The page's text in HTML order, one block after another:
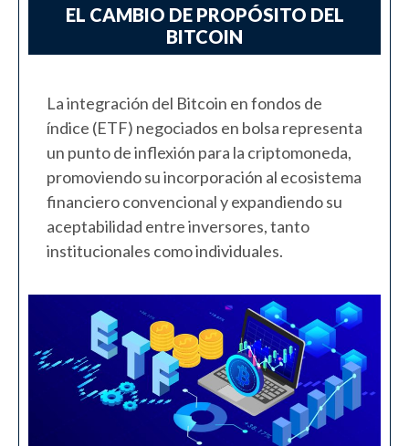
EL CAMBIO DE PROPÓSITO DEL
BITCOIN
La integración del Bitcoin en fondos de
índice (ETF) negociados en bolsa representa
un punto de inflexión para la criptomoneda,
promoviendo su incorporación al ecosistema
financiero convencional y expandiendo su
aceptabilidad entre inversores, tanto
institucionales como individuales.